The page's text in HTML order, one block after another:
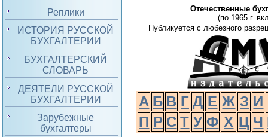
Реплики
ИСТОРИЯ РУССКОЙ
БУХГАЛТЕРИИ
БУХГАЛТЕРСКИЙ
СЛОВАРЬ
ДЕЯТЕЛИ РУССКОЙ
БУХГАЛТЕРИИ
Зарубежные
бухгалтеры
Отечественные
(по 1965 г.
Публикуется с любезного
А Б В Г Д Е Ж З И
П Р С Т У Ф Х Ц Ч